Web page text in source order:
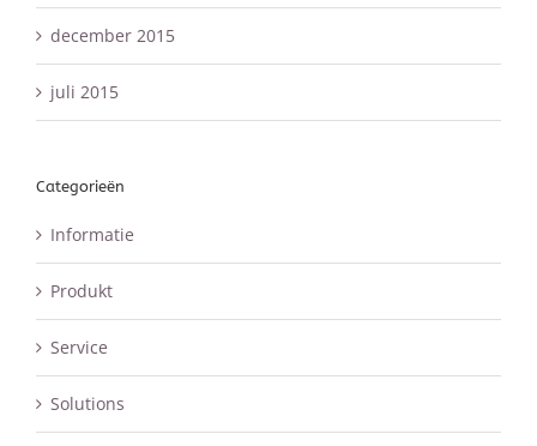
december 2015
juli 2015
Categorieën
Informatie
Produkt
Service
Solutions